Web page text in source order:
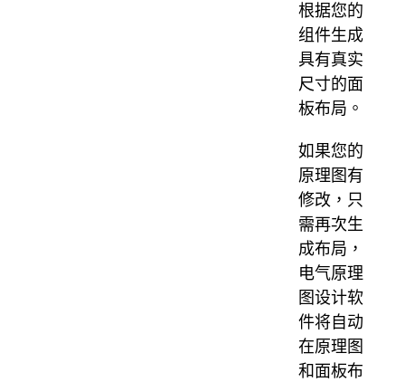
根据您的
组件生成
具有真实
尺寸的面
板布局。
如果您的
原理图有
修改，只
需再次生
成布局，
电气原理
图设计软
件将自动
在原理图
和面板布